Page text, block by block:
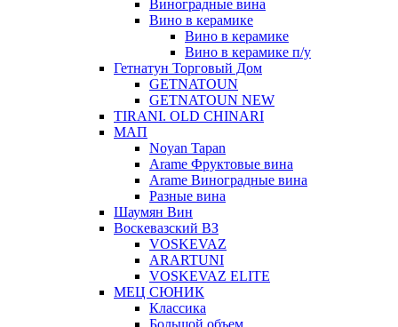
Виноградные вина
Вино в керамике
Вино в керамике
Вино в керамике п/у
Гетнатун Торговый Дом
GETNATOUN
GETNATOUN NEW
TIRANI. OLD CHINARI
МАП
Noyan Tapan
Arame Фруктовые вина
Arame Виноградные вина
Разные вина
Шаумян Вин
Воскевазский ВЗ
VOSKEVAZ
ARARTUNI
VOSKEVAZ ELITE
МЕЦ СЮНИК
Классика
Большой объем